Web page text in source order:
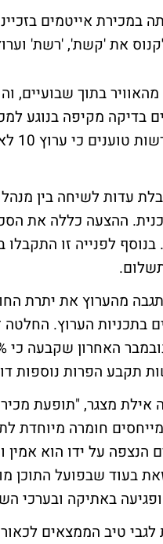
במכירת אייטמים
בתוך שבועיים,
מקיפה בנוגע
עדות לשיחה בין
ההצעה כללה את
לפנייה זו
בתכניות הערוץ.
תקבע הפרות נוספות
אילת מצגר, "תופעת
מייחסים חומרה מיוחדת
הנצפה על ידו הוא אמין
בעוד שבפועל התוכן
באתיקה ובערכי
לגבי טיב הממצאים